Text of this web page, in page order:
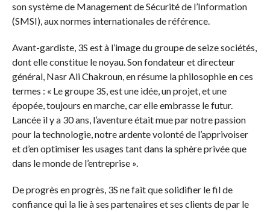
son système de Management de Sécurité de l’Information
(SMSI), aux normes internationales de référence.
Avant-gardiste, 3S est à l’image du groupe de seize sociétés,
dont elle constitue le noyau. Son fondateur et directeur
général, Nasr Ali Chakroun, en résume la philosophie en ces
termes : « Le groupe 3S, est une idée, un projet, et une
épopée, toujours en marche, car elle embrasse le futur.
Lancée il y a 30 ans, l’aventure était mue par notre passion
pour la technologie, notre ardente volonté de l’apprivoiser
et d’en optimiser les usages tant dans la sphère privée que
dans le monde de l’entreprise ».
De progrès en progrès, 3S ne fait que solidifier le fil de
confiance qui la lie à ses partenaires et ses clients de par le